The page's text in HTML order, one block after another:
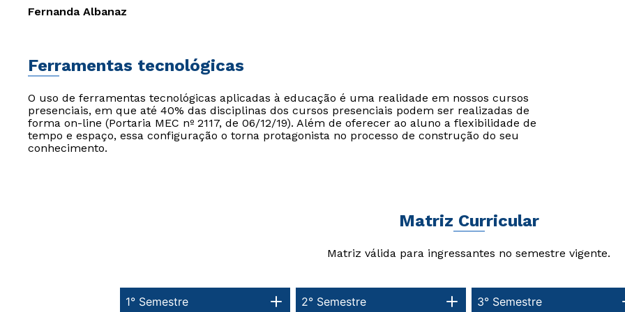
Fernanda Albanaz
Ferramentas tecnológicas
O uso de ferramentas tecnológicas aplicadas à educação é uma realidade em nossos cursos
presenciais, em que até 40% das disciplinas dos cursos presenciais podem ser realizadas de
forma on-line (Portaria MEC nº 2117, de 06/12/19). Além de oferecer ao aluno a flexibilidade de
tempo e espaço, essa configuração o torna protagonista no processo de construção do seu
conhecimento.
Matriz Curricular
Matriz válida para ingressantes no semestre vigente.
1° Semestre 3° Semestre
2° Semestre